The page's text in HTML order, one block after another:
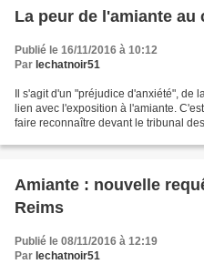
La peur de l'amiante
Publié le 16/11/2016 à 10:12
Par lechatnoir51
Il s'agit d'un "préjudice d'anxiété",
lien avec l'exposition à l'amiante.
faire reconnaître devant le tribunal
Amiante : nouvelle
Reims
Publié le 08/11/2016 à 12:19
Par lechatnoir51